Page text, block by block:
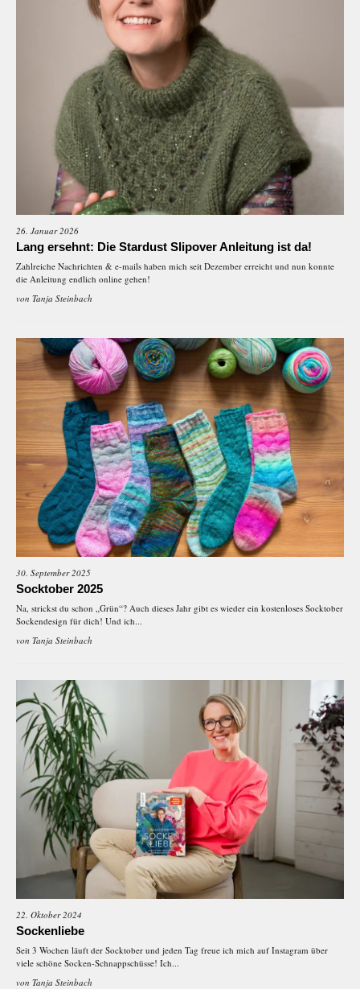
26. Januar 2026
Lang ersehnt: Die Stardust Slipover Anleitung ist da!
Zahlreiche Nachrichten & e-mails haben mich seit Dezember erreicht und nun konnte
die Anleitung endlich online gehen!
von Tanja Steinbach
30. September 2025
Socktober 2025
Na, strickst du schon „Grün“? Auch dieses Jahr gibt es wieder ein kostenloses Socktober
Sockendesign für dich! Und ich...
von Tanja Steinbach
22. Oktober 2024
Sockenliebe
Seit 3 Wochen läuft der Socktober und jeden Tag freue ich mich auf Instagram über
viele schöne Socken-Schnappschüsse! Ich...
von Tanja Steinbach